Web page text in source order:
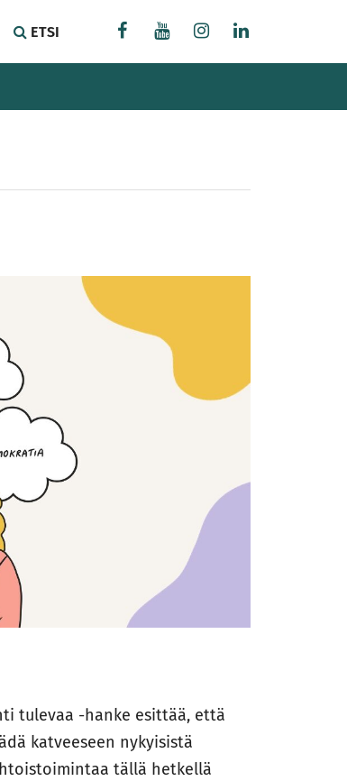
ETSI
tulevaa -hanke esittää, että
katveeseen nykyisistä
tällä hetkellä